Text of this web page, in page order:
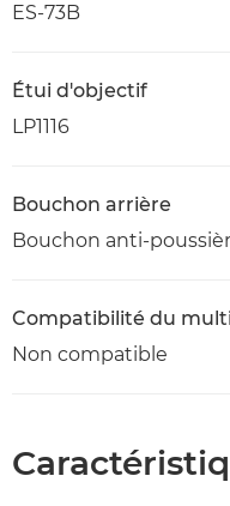
ES-73B
Étui d'objectif
LP1116
Bouchon arrière
Bouchon anti-
Compatibilité du
Non compatible